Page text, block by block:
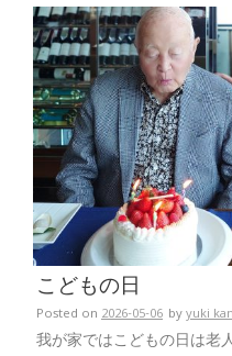
こどもの日
Posted on 2026-05-06 byyuki
我が家ではこどもの日は老